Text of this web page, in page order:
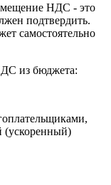
НДС - это
подтвердить.
самостоятельно
из бюджета:
(ускоренный)